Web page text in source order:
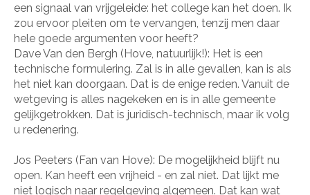
een signaal van vrijgeleide: het college kan het doen. Ik
zou ervoor pleiten om te vervangen, tenzij men daar
hele goede argumenten voor heeft?
Dave Van den Bergh (Hove, natuurlijk!): Het is een
technische formulering. Zal is in alle gevallen, kan is als
het niet kan doorgaan. Dat is de enige reden. Vanuit de
wetgeving is alles nagekeken en is in alle gemeente
gelijkgetrokken. Dat is juridisch-technisch, maar ik volg
u redenering.
Jos Peeters (Fan van Hove): De mogelijkheid blijft nu
open. Kan heeft een vrijheid - en zal niet. Dat lijkt me
niet logisch naar regelgeving algemeen. Dat kan wat